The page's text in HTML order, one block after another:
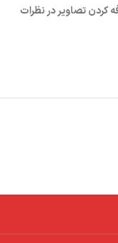
کردن تصاویر در نظرات